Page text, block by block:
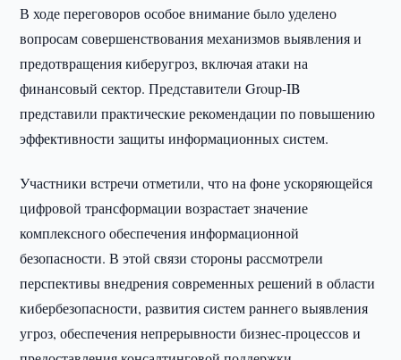
В ходе переговоров особое внимание было уделено
вопросам совершенствования механизмов выявления и
предотвращения киберугроз, включая атаки на
финансовый сектор. Представители Group-IB
представили практические рекомендации по повышению
эффективности защиты информационных систем.
Участники встречи отметили, что на фоне ускоряющейся
цифровой трансформации возрастает значение
комплексного обеспечения информационной
безопасности. В этой связи стороны рассмотрели
перспективы внедрения современных решений в области
кибербезопасности, развития систем раннего выявления
угроз, обеспечения непрерывности бизнес-процессов и